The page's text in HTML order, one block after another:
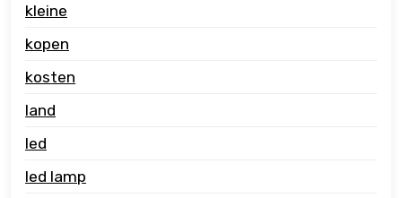
kleine
kopen
kosten
land
led
led lamp